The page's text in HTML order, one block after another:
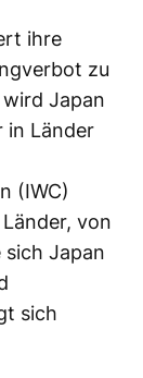
ihre
zu
Japan
in Länder
(IWC)
von
sich Japan
sich